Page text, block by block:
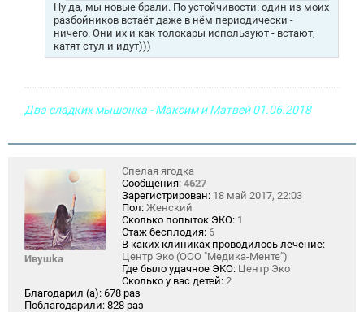
Ну да, мы новые брали. По устойчивости: один из моих
разбойников встаёт даже в нём периодически -
ничего. Они их и как толокары используют - встают,
катят стул и идут)))
Два сладких мышонка - Максим и Матвей 01.06.2018
Ивушkа
Спелая ягодка
Сообщения: 4627
Зарегистрирован: 18 май 2017, 22:03
Пол: Женский
Сколько попыток ЭКО: 1
Стаж бесплодия: 6
В каких клиниках проводилось лечение:
Центр Эко (ООО "Медика-Менте")
Где было удачное ЭКО: Центр Эко
Сколько у вас детей: 2
Благодарил (а): 678 раз
Поблагодарили: 828 раз